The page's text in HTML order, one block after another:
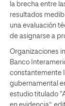
la brecha entre
resultados
una evaluación
de asignarse a
Organizaciones
Banco
constantemente
gubernamental
estudio titulado